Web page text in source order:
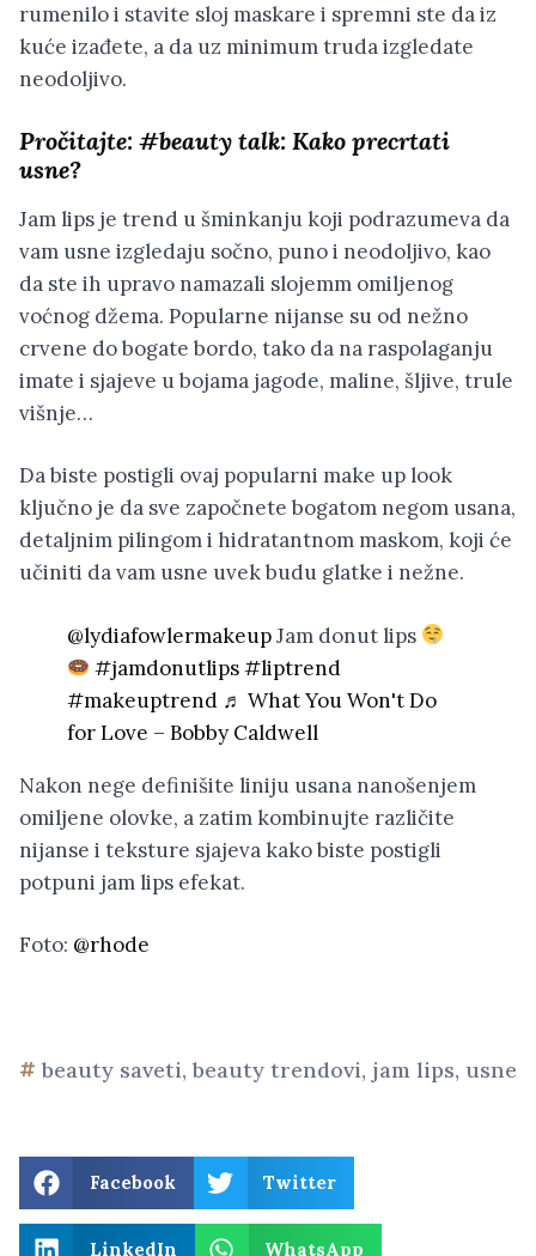
rumenilo i stavite sloj maskare i spremni ste da iz
kuće izađete, a da uz minimum truda izgledate
neodoljivo.
Pročitajte: #beauty talk: Kako precrtati
usne?
Jam lips je trend u šminkanju koji podrazumeva da
vam usne izgledaju sočno, puno i neodoljivo, kao
da ste ih upravo namazali slojemm omiljenog
voćnog džema. Popularne nijanse su od nežno
crvene do bogate bordo, tako da na raspolaganju
imate i sjajeve u bojama jagode, maline, šljive, trule
višnje…
Da biste postigli ovaj popularni make up look
ključno je da sve započnete bogatom negom usana,
detaljnim pilingom i hidratantnom maskom, koji će
učiniti da vam usne uvek budu glatke i nežne.
@lydiafowlermakeupJam donut lips
#jamdonutlips#liptrend
#makeuptrend ♬ What You Won't Do
for Love – Bobby Caldwell
Nakon nege definišite liniju usana nanošenjem
omiljene olovke, a zatim kombinujte različite
nijanse i teksture sjajeva kako biste postigli
potpuni jam lips efekat.
Foto: @rhode
beauty saveti,beauty trendovi, jam lips, usne
Facebook Twitter
LinkedIn WhatsApp